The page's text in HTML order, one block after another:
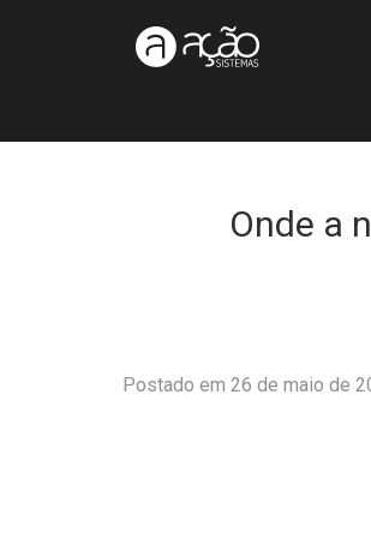
Onde a
Postado em 26 de maio de